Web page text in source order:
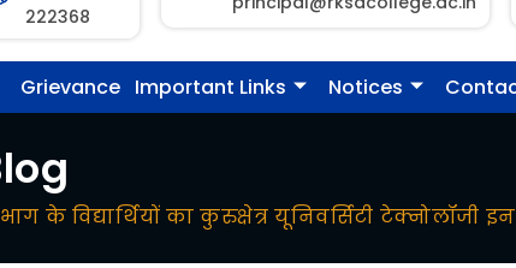
222368
Grievance Important Links Notices
के विद्यार्थियों का कुरुक्षेत्र यूनिवर्सिटी